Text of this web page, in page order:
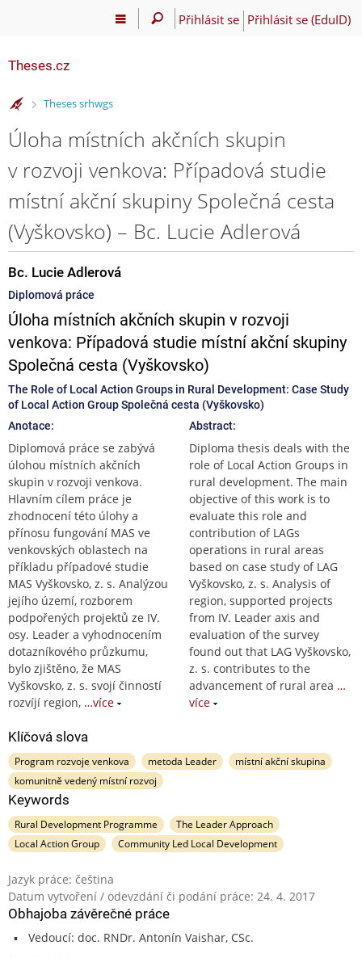
Přihlásit se Přihlásit se (EduID)
Theses.cz
>
Theses srhwgs
Úloha místních akčních skupin
v rozvoji venkova: Případová studie
místní akční skupiny Společná cesta
(Vyškovsko) – Bc. Lucie Adlerová
Bc. Lucie Adlerová
Diplomová práce
Úloha místních akčních skupin v rozvoji
venkova: Případová studie místní akční skupiny
Společná cesta (Vyškovsko)
The Role of Local Action Groups in Rural Development: Case Study
of Local Action Group Společná cesta (Vyškovsko)
Anotace:
Diplomová práce se zabývá
úlohou místních akčních
skupin v rozvoji venkova.
Hlavním cílem práce je
zhodnocení této úlohy a
přínosu fungování MAS ve
venkovských oblastech na
příkladu případové studie
MAS Vyškovsko, z. s. Analýzou
jejího území, rozborem
podpořených projektů ze IV.
osy. Leader a vyhodnocením
dotazníkového průzkumu,
bylo zjištěno, že MAS
Vyškovsko, z. s. svojí činností
rozvíjí region, …více
Abstract:
Diploma thesis deals with the
role of Local Action Groups in
rural development. The main
objective of this work is to
evaluate this role and
contribution of LAGs
operations in rural areas
based on case study of LAG
Vyškovsko, z. s. Analysis of
region, supported projects
from IV. Leader axis and
evaluation of the survey
found out that LAG Vyškovsko,
z. s. contributes to the
advancement of rural area …
více
Klíčová slova
Program rozvoje venkova metoda Leader
místní akční skupina
komunitně vedený místní rozvoj
Keywords
Rural Development Programme
The Leader Approach
Local Action Group
Community Led Local Development
Jazyk práce: čeština
Datum vytvoření / odevzdání či podání práce: 24. 4. 2017
Obhajoba závěrečné práce
Vedoucí: doc. RNDr. Antonín Vaishar, CSc.